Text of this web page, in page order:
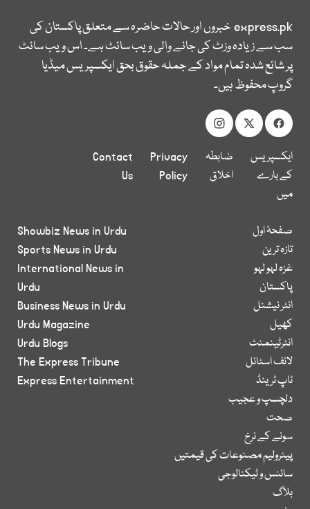
express.pkخبروں اور حالات حاضرہ سے متعلق پاکستان کی
سب سے زیادہ وزٹ کی جانے والی ویب سائٹ ہے۔ اس ویب سائٹ
پر شائع شدہ تمام مواد کے جملہ حقوق بحق ایکسپریس میڈیا
گروپ محفوظ ہیں۔
ایکسپریس
کے بارے
میں
ضابطہ
اخلاق
Privacy
Policy
Contact
Us
صفحۂ اول
تازہ ترین
غزہ لہو لہو
پاکستان
انٹر نیشنل
کھیل
انٹرٹینمنٹ
لائف اسٹائل
ٹاپ ٹرینڈ
دلچسپ و عجیب
صحت
سونے کے نرخ
پیٹرولیم مصنوعات کی قیمتیں
سائنس و ٹیکنالوجی
بلاگ
Showbiz News in Urdu
Sports News in Urdu
International News in
Urdu
Business News in Urdu
Urdu Magazine
Urdu Blogs
The Express Tribune
Express Entertainment